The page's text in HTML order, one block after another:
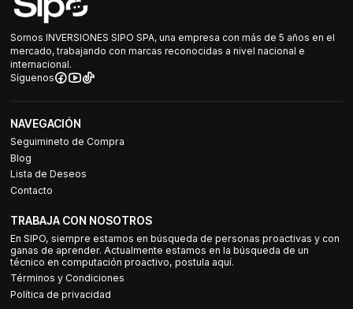
Somos INVERSIONES SIPO SPA, una empresa con más de 5 años en el
mercado, trabajando con marcas reconocidas a nivel nacional e
internacional.
Síguenos
NAVEGACIÓN
Seguimineto de Compra
Blog
Lista de Deseos
Contacto
TRABAJA CON NOSOTROS
En SIPO, siempre estamos en búsqueda de personas proactivas y con
ganas de aprender. Actualmente estamos en la búsqueda de un
técnico en computación proactivo, postula aquí.
Términos y Condiciones
Política de privacidad